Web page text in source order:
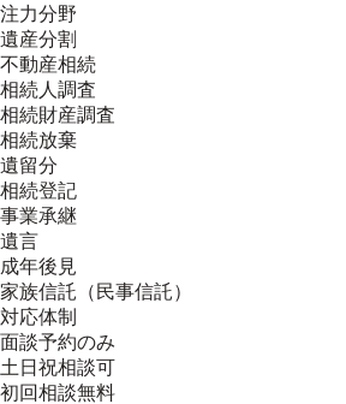
注力分野
遺産分割
不動産相続
相続人調査
相続財産調査
相続放棄
遺留分
相続登記
事業承継
遺言
成年後見
家族信託（民事信託）
対応体制
面談予約のみ
土日祝相談可
初回相談無料